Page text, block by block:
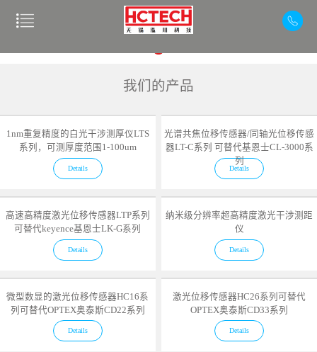
我们的产品
1nm重复精度的白光干涉测厚仪LTS
系列，可测厚度范围1-100um
Details
光谱共焦位移传感器/同轴光位移传感
器LT-C系列 可替代基恩士CL-3000系
列
Details
高速高精度激光位移传感器LTP系列
可替代keyence基恩士LK-G系列
Details
纳米级分辨率超高精度激光干涉测距
仪
Details
微型数显的激光位移传感器HC16系
列可替代OPTEX奥泰斯CD22系列
Details
激光位移传感器HC26系列可替代
OPTEX奥泰斯CD33系列
Details